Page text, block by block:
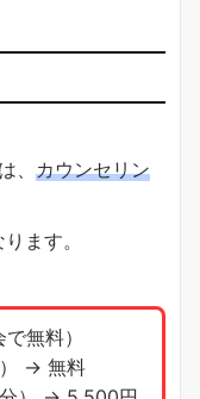
、 カウンセリン
ます。
無料）
→ 無料